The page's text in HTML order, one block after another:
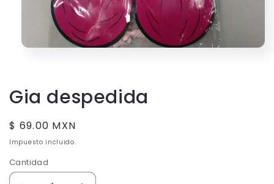
en
una
ventana
Gia despedida
Precio
habitual
$ 69.00 MXN
Impuesto incluido.
Cantidad